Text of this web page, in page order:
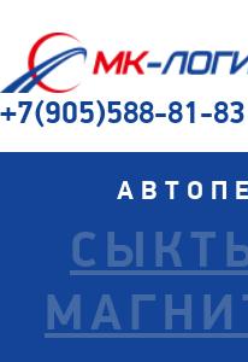
+7(905)588-81-83